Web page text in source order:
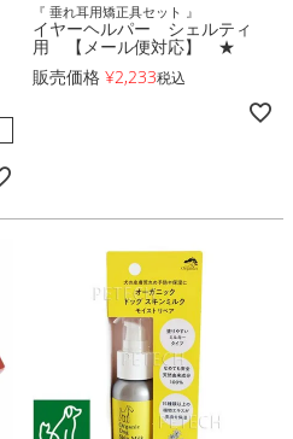
『 垂れ耳用矯正具セット 』
イヤーヘルパー シェルティ
用 【メール便対応】 ★
販売価格 ¥2,233税込